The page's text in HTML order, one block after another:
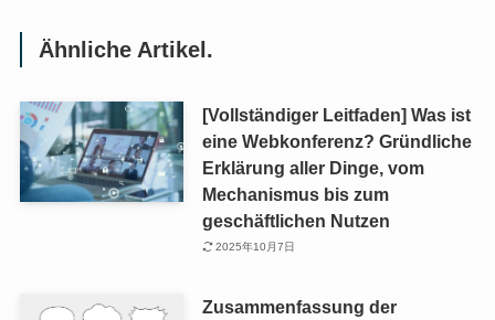
Ähnliche Artikel.
[Vollständiger Leitfaden] Was ist
eine Webkonferenz? Gründliche
Erklärung aller Dinge, vom
Mechanismus bis zum
geschäftlichen Nutzen
2025年10月7日
Zusammenfassung der